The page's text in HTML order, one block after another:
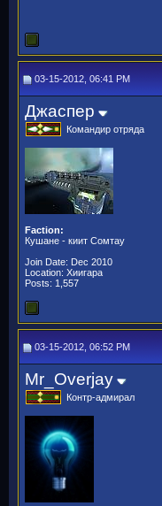
03-15-2012, 06:41 PM
Джаспер
Командир отряда
Faction:
Кушане - киит Сомтау
Join Date: Dec 2010
Location: Хиигара
Posts: 1,557
03-15-2012, 06:52 PM
Mr_Overjay
Контр-адмирал